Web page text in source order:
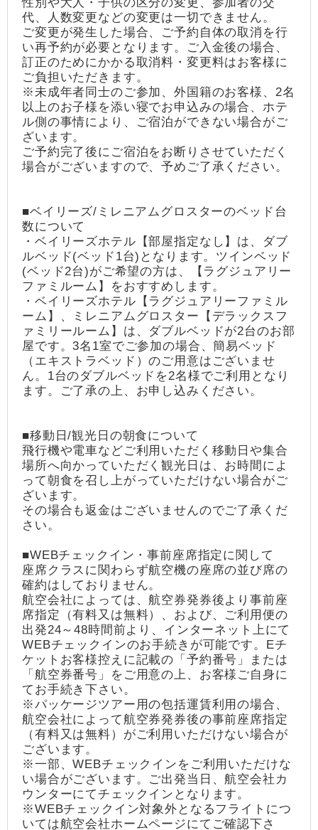
代、人数変更などの変更は一切できません。
ご変更が発生した場合、ご予約自体の取消を行
い再予約が必要となります。ご入金後の場合、
訂正のためにかかる取消料・変更料はお客様に
ご負担いただきます。
※未成年者同士のご参加、外国籍のお客様、2名
以上のお子様を添い寝でお申込みの場合、ホテ
ル側の事情により、ご宿泊ができない場合がご
ざいます。
ご予約完了後にご宿泊をお断りさせていただく
場合がございますので、予めご了承ください。
■ベイリーズ/ミレニアムグロスターのベッド台
数について
・ベイリーズホテル【部屋指定なし】は、ダブ
ルベッド(ベッド1台)となります。ツインベッド
(ベッド2台)がご希望の方は、【ラグジュアリー
ファミルーム】をおすすめします。
・ベイリーズホテル【ラグジュアリーファミル
ーム】、ミレニアムグロスター【デラックスフ
ァミリールーム】は、ダブルベッドが2台のお部
屋です。3名1室でご参加の場合、簡易ベッド
（エキストラベッド）のご用意はございませ
ん。1台のダブルベッドを2名様でご利用となり
ます。ご了承の上、お申し込みください。
■移動日/観光日の朝食について
飛行機や電車などご利用いただく移動日や集合
場所へ向かっていただく観光日は、お時間によ
って朝食を召し上がっていただけない場合がご
ざいます。
その場合も返金はございませんのでご了承くだ
さい。
■WEBチェックイン・事前座席指定に関して
座席クラスに関わらず航空機の座席の並び席の
確約はしておりません。
航空会社によっては、航空券発券後より事前座
席指定（有料又は無料）、および、ご利用便の
出発24～48時間前より、インターネット上にて
WEBチェックインのお手続きが可能です。Eチ
ケットお客様控えに記載の「予約番号」または
「航空券番号」をご用意の上、お客様ご自身に
てお手続き下さい。
※パッケージツアー用の包括運賃利用の場合、
航空会社によって航空券発券後の事前座席指定
（有料又は無料）がご利用いただけない場合が
ございます。
※一部、WEBチェックインをご利用いただけな
い場合がございます。ご出発当日、航空会社カ
ウンターにてチェックインとなります。
※WEBチェックイン対象外となるフライトにつ
いては航空会社ホームページにてご確認下さ